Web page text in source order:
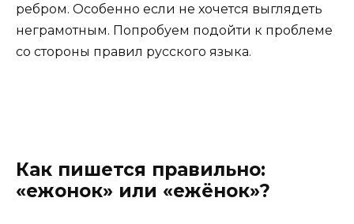
ребром. Особенно если не хочется выглядеть
неграмотным. Попробуем подойти к проблеме
со стороны правил русского языка.
Как пишется правильно:
«ежонок» или «ежёнок»?